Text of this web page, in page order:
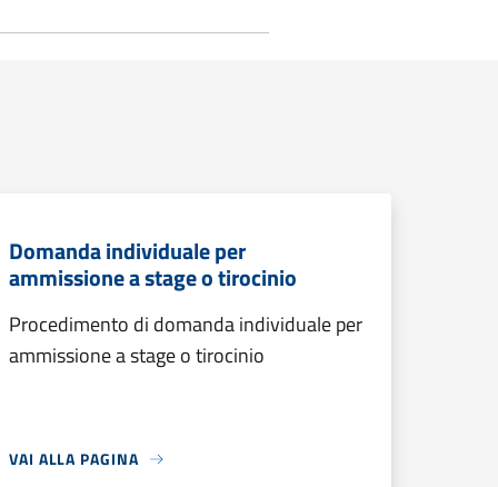
Domanda individuale per
ammissione a stage o tirocinio
Procedimento di domanda individuale per
ammissione a stage o tirocinio
VAI ALLA PAGINA